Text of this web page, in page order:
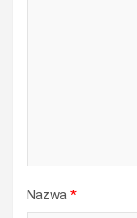
Nazwa *